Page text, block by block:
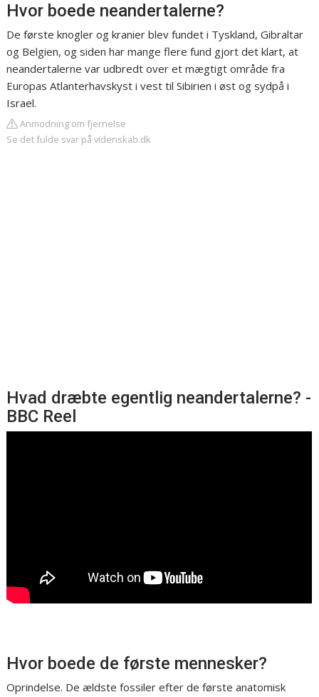
Hvor boede neandertalerne?
De første knogler og kranier blev fundet i Tyskland, Gibraltar
og Belgien, og siden har mange flere fund gjort det klart, at
neandertalerne var udbredt over et mægtigt område fra
Europas Atlanterhavskyst i vest til Sibirien i øst og sydpå i
Israel.
Anmodning om fjernelse
Se det fulde svar på videnskab.dk
Hvad dræbte egentlig neandertalerne? -
BBC Reel
Hvor boede de første mennesker?
Oprindelse. De ældste fossiler efter de første anatomisk